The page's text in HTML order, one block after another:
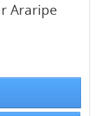
Araripe